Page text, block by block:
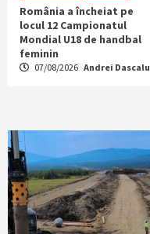
România a încheiat pe
locul 12 Campionatul
Mondial U18 de handbal
feminin
07/08/2026 Andrei Dascalu